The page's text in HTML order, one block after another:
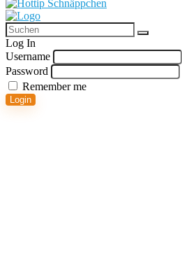
Log In
Username
Password
Remember me
Login